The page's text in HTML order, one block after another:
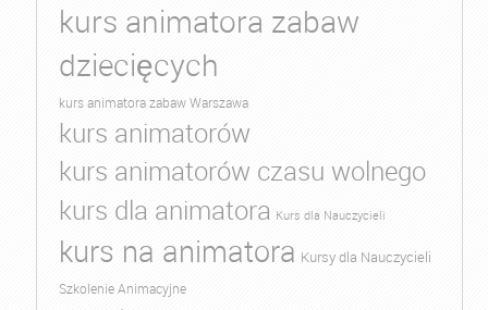
kurs animatora zabaw
dziecięcych
kurs animatora zabaw Warszawa
kurs animatorów
kurs animatorów czasu wolnego
kurs dla animatora Kurs dla Nauczycieli
kurs na animatora Kursy dla Nauczycieli
Szkolenie Animacyjne